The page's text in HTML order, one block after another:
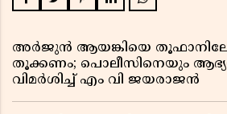
അർജുൻ ആയങ്കിയെ
തൂക്കണം; പൊലീസിനെയും
വിമർശിച്ച് എം വി ജയരാജൻ